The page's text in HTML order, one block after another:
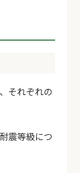
それぞれの
震等級につ